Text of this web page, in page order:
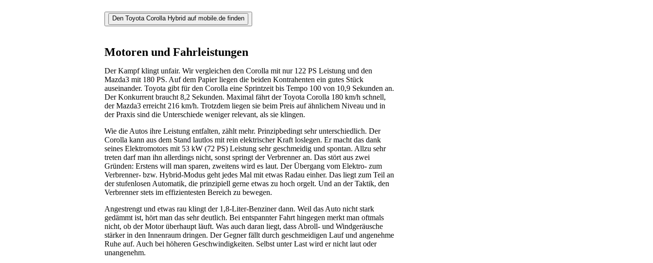
Den Toyota Corolla Hybrid auf mobile.de finden
Motoren und Fahrleistungen
Der Kampf klingt unfair. Wir vergleichen den Corolla mit nur 122 PS Leistung und den
Mazda3 mit 180 PS. Auf dem Papier liegen die beiden Kontrahenten ein gutes Stück
auseinander. Toyota gibt für den Corolla eine Sprintzeit bis Tempo 100 von 10,9 Sekunden an.
Der Konkurrent braucht 8,2 Sekunden. Maximal fährt der Toyota Corolla 180 km/h schnell,
der Mazda3 erreicht 216 km/h. Trotzdem liegen sie beim Preis auf ähnlichem Niveau und in
der Praxis sind die Unterschiede weniger relevant, als sie klingen.
Wie die Autos ihre Leistung entfalten, zählt mehr. Prinzipbedingt sehr unterschiedlich. Der
Corolla kann aus dem Stand lautlos mit rein elektrischer Kraft loslegen. Er macht das dank
seines Elektromotors mit 53 kW (72 PS) Leistung sehr geschmeidig und spontan. Allzu sehr
treten darf man ihn allerdings nicht, sonst springt der Verbrenner an. Das stört aus zwei
Gründen: Erstens will man sparen, zweitens wird es laut. Der Übergang vom Elektro- zum
Verbrenner- bzw. Hybrid-Modus geht jedes Mal mit etwas Radau einher. Das liegt zum Teil an
der stufenlosen Automatik, die prinzipiell gerne etwas zu hoch orgelt. Und an der Taktik, den
Verbrenner stets im effizientesten Bereich zu bewegen.
Angestrengt und etwas rau klingt der 1,8-Liter-Benziner dann. Weil das Auto nicht stark
gedämmt ist, hört man das sehr deutlich. Bei entspannter Fahrt hingegen merkt man oftmals
nicht, ob der Motor überhaupt läuft. Was auch daran liegt, dass Abroll- und Windgeräusche
stärker in den Innenraum dringen. Der Gegner fällt durch geschmeidigen Lauf und angenehme
Ruhe auf. Auch bei höheren Geschwindigkeiten. Selbst unter Last wird er nicht laut oder
unangenehm.